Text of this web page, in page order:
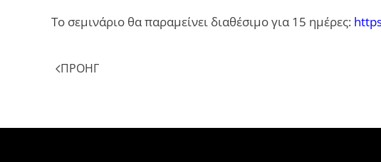
Το σεμινάριο θα παραμείνει διαθέσιμο για 15 ημέρες:
ΠΡΟΗΓ